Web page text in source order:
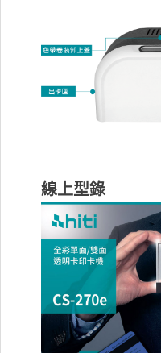
線上型錄